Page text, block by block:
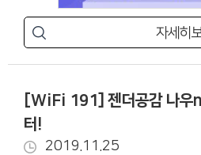
자세히
[WiFi 191] 젠더공감 나우
터!
2019.11.25